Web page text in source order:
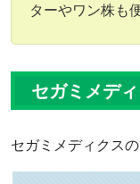
ターやワン株も
セガミメデ
セガミメディクス